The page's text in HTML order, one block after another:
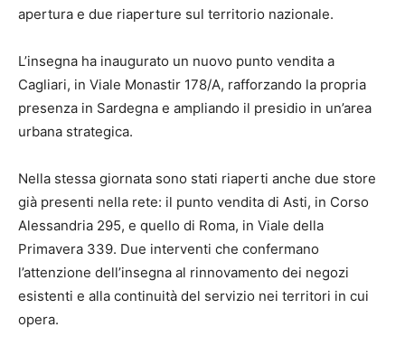
apertura e due riaperture sul territorio nazionale.
L’insegna ha inaugurato un nuovo punto vendita a
Cagliari, in Viale Monastir 178/A, rafforzando la propria
presenza in Sardegna e ampliando il presidio in un’area
urbana strategica.
Nella stessa giornata sono stati riaperti anche due store
già presenti nella rete: il punto vendita di Asti, in Corso
Alessandria 295, e quello di Roma, in Viale della
Primavera 339. Due interventi che confermano
l’attenzione dell’insegna al rinnovamento dei negozi
esistenti e alla continuità del servizio nei territori in cui
opera.